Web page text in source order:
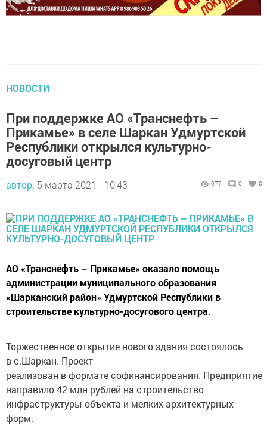
НОВОСТИ
При поддержке АО «Транснефть –
Прикамье» в селе Шаркан Удмуртской
Республики открылся культурно-
досуговый центр
автор, 5 марта 2021 - 10:43 977 0 0
АО «Транснефть – Прикамье» оказало помощь
администрации муниципального образования
«Шарканский район» Удмуртской Республики в
строительстве культурно-досугового центра.
Торжественное открытие нового здания состоялось
в с.Шаркан. Проект
реализован в формате софинансирования. Предприятие
направило 42 млн рублей на строительство
инфраструктуры объекта и мелких архитектурных
форм.